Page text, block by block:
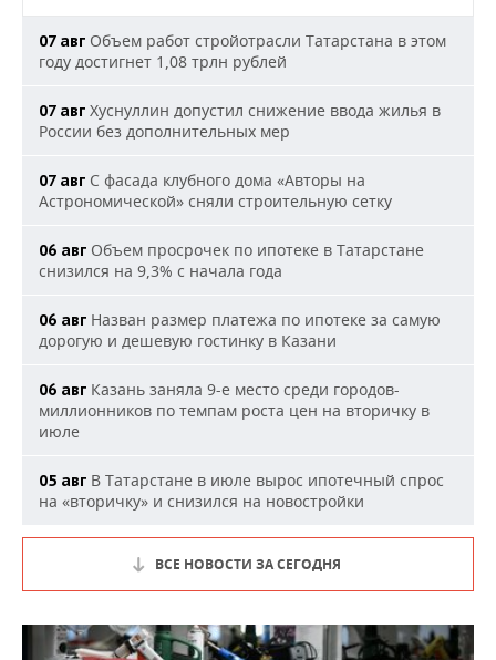
07 авг Объем работ стройотрасли Татарстана в этом
году достигнет 1,08 трлн рублей
07 авг Хуснуллин допустил снижение ввода жилья в
России без дополнительных мер
07 авг С фасада клубного дома «Авторы на
Астрономической» сняли строительную сетку
06 авг Объем просрочек по ипотеке в Татарстане
снизился на 9,3% с начала года
06 авг Назван размер платежа по ипотеке за самую
дорогую и дешевую гостинку в Казани
06 авг Казань заняла 9-е место среди городов-
миллионников по темпам роста цен на вторичку в
июле
05 авг В Татарстане в июле вырос ипотечный спрос
на «вторичку» и снизился на новостройки
ВСЕ НОВОСТИ ЗА СЕГОДНЯ